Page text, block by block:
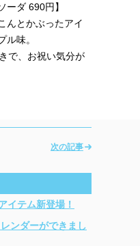
ーダ 690円】
んとかぶったアイ
ル味。
で、お祝い気分が
次の記事
イテム新登場！
ンダーができまし